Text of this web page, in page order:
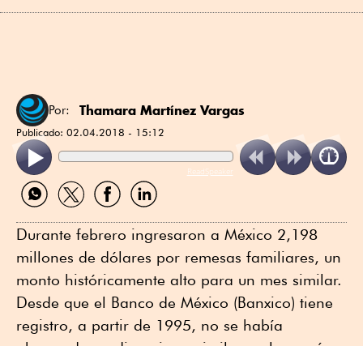
Por: Thamara Martínez Vargas
Publicado: 02.04.2018 - 15:12
ReadSpeaker
Compartir
por
Compartir
por
Compartir
por
Compartir
por
Durante febrero ingresaron a México 2,198
millones de dólares por remesas familiares, un
monto históricamente alto para un mes similar.
Desde que el Banco de México (Banxico) tiene
registro, a partir de 1995, no se había